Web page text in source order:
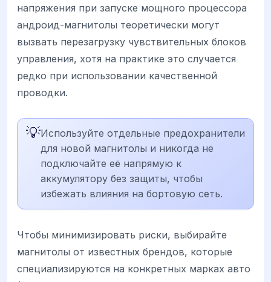
напряжения при запуске мощного процессора
андроид-магнитолы теоретически могут
вызвать перезагрузку чувствительных блоков
управления, хотя на практике это случается
редко при использовании качественной
проводки.
💡Используйте отдельные предохранители
для новой магнитолы и никогда не
подключайте её напрямую к
аккумулятору без защиты, чтобы
избежать влияния на бортовую сеть.
Чтобы минимизировать риски, выбирайте
магнитолы от известных брендов, которые
специализируются на конкретных марках авто